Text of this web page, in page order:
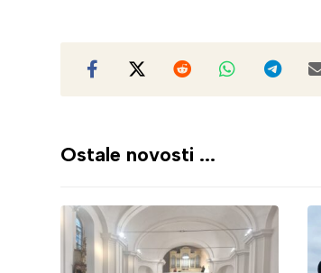
Ostale novosti ...